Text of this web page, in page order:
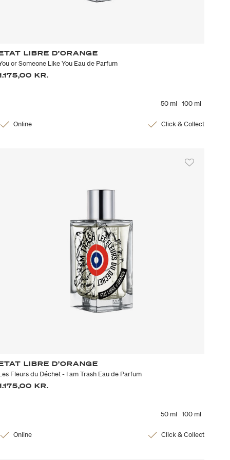
LIBRE D’ORANGE
or Someone Like You Eau de Parfum
KR.
50 ml 100 ml
Online Click & Collect
LIBRE D’ORANGE
Fleurs du Déchet - I am Trash Eau de Parfum
KR.
50 ml 100 ml
Online Click & Collect